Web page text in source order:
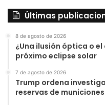
Últimas
8 de agosto de 2026
¿Una ilusión óptica o el
próximo eclipse solar
7 de agosto de 2026
Trump ordena
reservas de municiones